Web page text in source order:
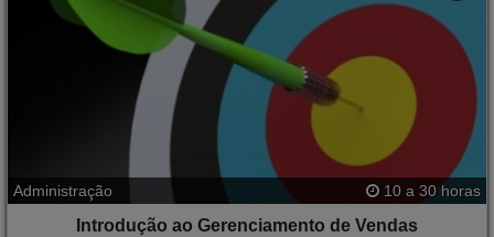
Administração 10 a 30 horas
Introdução ao Gerenciamento de Vendas